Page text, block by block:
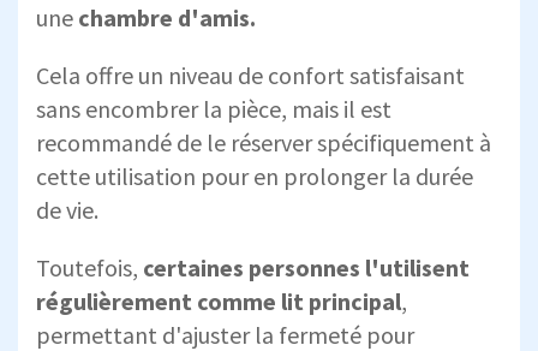
une chambre d'amis.
Cela offre un niveau de confort satisfaisant
sans encombrer la pièce, mais il est
recommandé de le réserver spécifiquement à
cette utilisation pour en prolonger la durée
de vie.
Toutefois, certaines personnes l'utilisent
régulièrement comme lit principal,
permettant d'ajuster la fermeté pour